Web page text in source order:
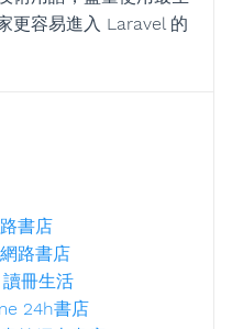
更容易進入 Laravel 的
書店
路書店
讀冊生活
24h書店